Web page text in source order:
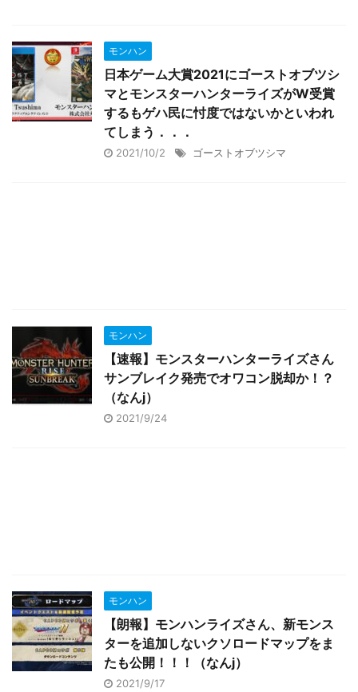
モンハン
日本ゲーム大賞2021にゴーストオブツシ
マとモンスターハンターライズがW受賞
するもゲハ民に忖度ではないかといわれ
てしまう．．．
2021/10/2 ゴーストオブツシマ
モンハン
【速報】モンスターハンターライズさん
サンブレイク発売でオワコン脱却か！？
（なんj）
2021/9/24
モンハン
【朗報】モンハンライズさん、新モンス
ターを追加しないクソロードマップをま
たも公開！！！（なんj）
2021/9/17